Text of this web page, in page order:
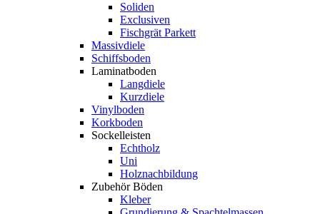
Soliden
Exclusiven
Fischgrät Parkett
Massivdiele
Schiffsboden
Laminatboden
Langdiele
Kurzdiele
Vinylboden
Korkboden
Sockelleisten
Echtholz
Uni
Holznachbildung
Zubehör Böden
Kleber